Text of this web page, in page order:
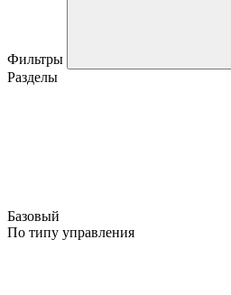
Фильтры
Разделы
Базовый
По типу управления